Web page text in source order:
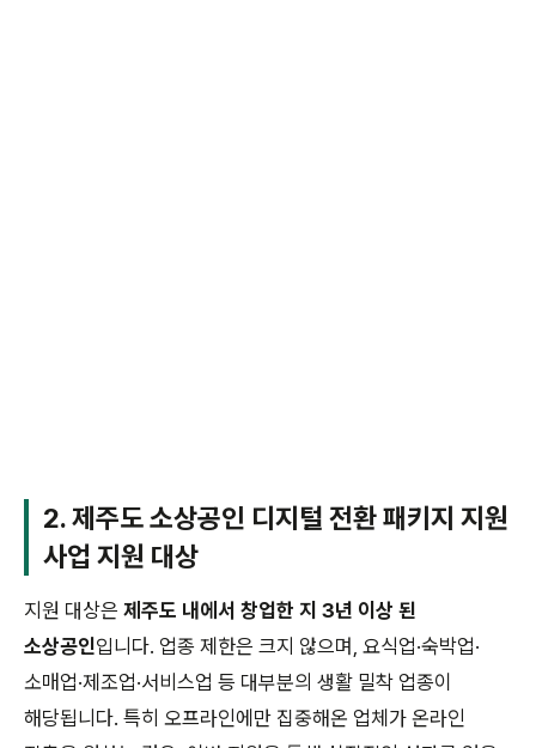
2. 제주도 소상공인 디지털 전환 패키지 지원
사업 지원 대상
지원 대상은 제주도 내에서 창업한 지 3년 이상 된
소상공인입니다. 업종 제한은 크지 않으며, 요식업·숙박업·
소매업·제조업·서비스업 등 대부분의 생활 밀착 업종이
해당됩니다. 특히 오프라인에만 집중해온 업체가 온라인